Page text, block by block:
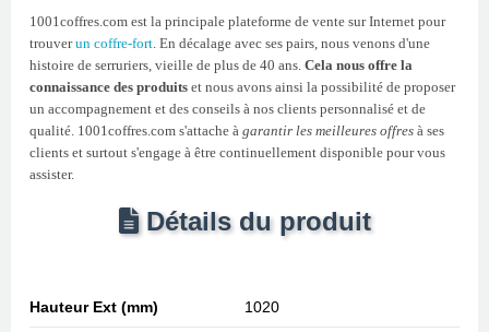
1001coffres.com est la principale plateforme de vente sur Internet pour
trouverun coffre-fort. En décalage avec ses pairs, nous venons d'une
histoire de serruriers, vieille de plus de 40 ans. Cela nous offre la
connaissance des produits et nous avons ainsi la possibilité de proposer
un accompagnement et des conseils à nos clients personnalisé et de
qualité. 1001coffres.com s'attache à garantir les meilleures offres à ses
clients et surtout s'engage à être continuellement disponible pour vous
assister.
Détails du produit
Hauteur Ext (mm) 1020